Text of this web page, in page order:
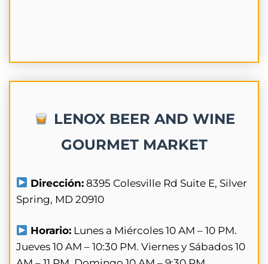
LENOX BEER AND WINE
GOURMET MARKET
Dirección: 8395 Colesville Rd Suite E, Silver
Spring, MD 20910
Horario: Lunes a Miércoles 10 AM – 10 PM.
Jueves 10 AM – 10:30 PM. Viernes y Sábados 10